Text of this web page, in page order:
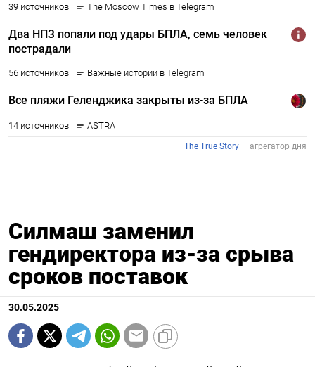
Силмаш заменил
гендиректора из-за срыва
сроков поставок
30.05.2025